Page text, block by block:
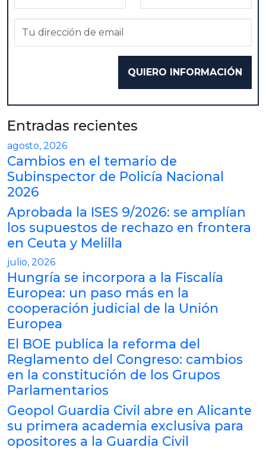
Entradas recientes
agosto, 2026
Cambios en el temario de
Subinspector de Policía Nacional
2026
Aprobada la ISES 9/2026: se amplían
los supuestos de rechazo en frontera
en Ceuta y Melilla
julio, 2026
Hungría se incorpora a la Fiscalía
Europea: un paso más en la
cooperación judicial de la Unión
Europea
El BOE publica la reforma del
Reglamento del Congreso: cambios
en la constitución de los Grupos
Parlamentarios
Geopol Guardia Civil abre en Alicante
su primera academia exclusiva para
opositores a la Guardia Civil